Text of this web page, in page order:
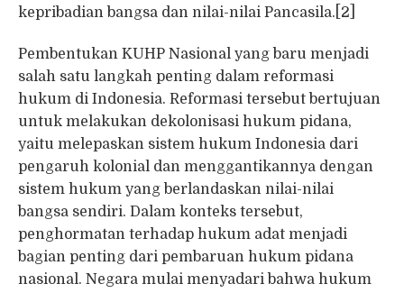
kepribadian bangsa dan nilai-nilai Pancasila.[2]
Pembentukan KUHP Nasional yang baru menjadi
salah satu langkah penting dalam reformasi
hukum di Indonesia. Reformasi tersebut bertujuan
untuk melakukan dekolonisasi hukum pidana,
yaitu melepaskan sistem hukum Indonesia dari
pengaruh kolonial dan menggantikannya dengan
sistem hukum yang berlandaskan nilai-nilai
bangsa sendiri. Dalam konteks tersebut,
penghormatan terhadap hukum adat menjadi
bagian penting dari pembaruan hukum pidana
nasional. Negara mulai menyadari bahwa hukum